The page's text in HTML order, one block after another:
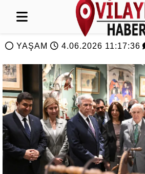
YAŞAM 4.06.2026 11:17:36